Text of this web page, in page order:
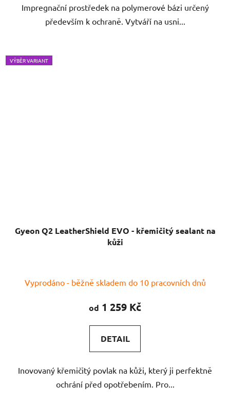
Impregnační prostředek na polymerové bázi určený
především k ochraně. Vytváří na usni...
VÝBĚR VARIANT
Gyeon Q2 LeatherShield EVO - křemičitý sealant na
kůži
hodnocení
produktu
je
5,0
z
hvězdiček.
Vyprodáno - běžně skladem do 10 pracovních dnů
od 1 259 Kč
DETAIL
Inovovaný křemičitý povlak na kůži, který ji perfektně
ochrání před opotřebením. Pro...